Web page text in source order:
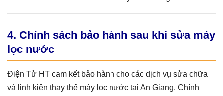
4. Chính sách bảo hành sau khi sửa máy
lọc nước
Điện Tử HT cam kết bảo hành cho các dịch vụ sửa chữa
và linh kiện thay thế máy lọc nước tại An Giang. Chính